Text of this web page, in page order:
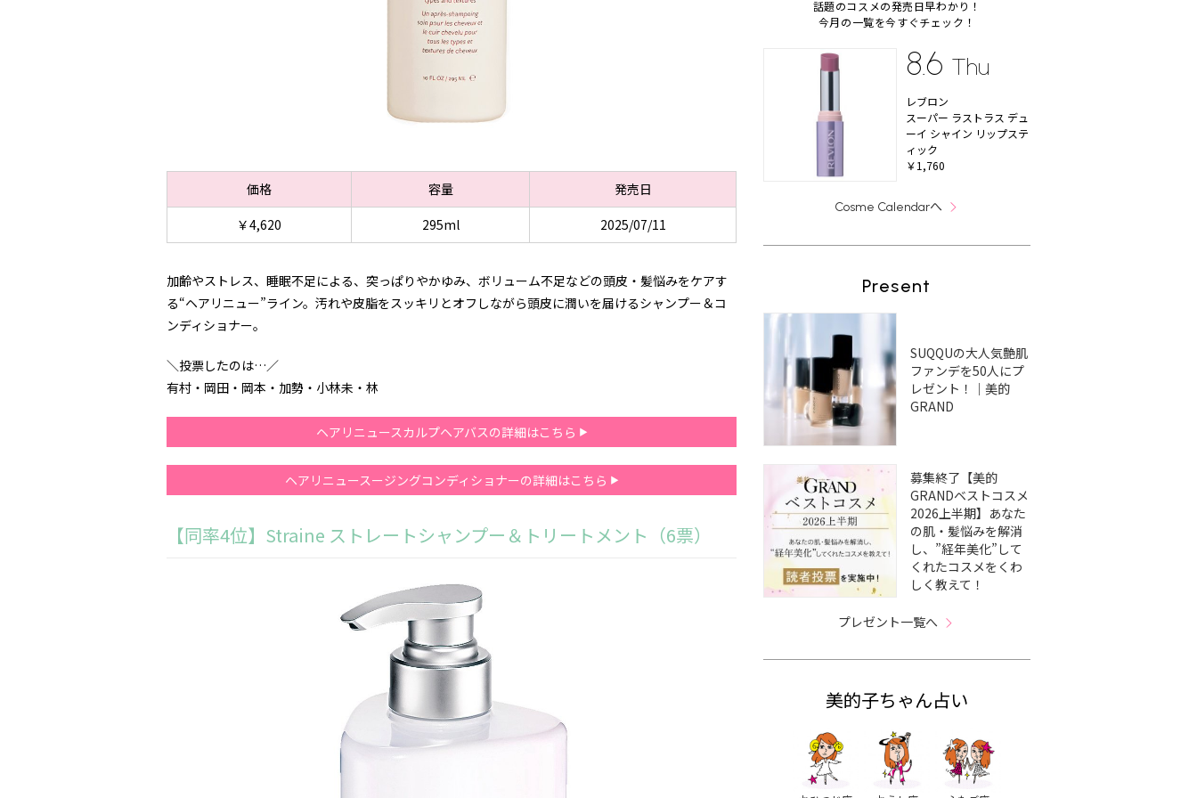
価格 容量
発売日
￥4,620
295ml 2025/07/11
加齢やストレス、睡眠不足による、突っぱりやかゆみ、ボリューム不足などの頭皮・髪悩みをケアす
る“ヘアリニュー”ライン。汚れや皮脂をスッキリとオフしながら頭皮に潤いを届けるシャンプー＆コ
ンディショナー。
＼投票したのは…／
有村・岡田・岡本・加勢・小林未・林
ヘアリニュースカルプヘアバスの詳細はこちら
ヘアリニュースージングコンディショナーの詳細はこちら
【同率4位】Straine ストレートシャンプー＆トリートメント（6票）
話題のコスメの発売日早わかり！
今月の一覧を今すぐチェック！
8.6 Thu
レブロン
スーパー ラストラス デュ
ーイ シャイン リップステ
ィック
￥1,760
Cosme Calendarへ
Present
SUQQUの大人気艶肌
ファンデを50人にプ
レゼント！｜美的
GRAND
募集終了【美的
GRANDベストコスメ
2026上半期】あなた
の肌・髪悩みを解消
し、”経年美化”して
くれたコスメをくわ
しく教えて！
プレゼント一覧へ
美的子ちゃん占い